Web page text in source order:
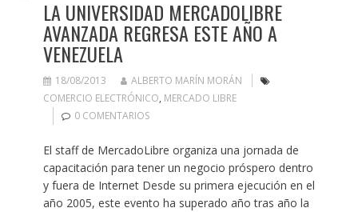
LA UNIVERSIDAD MERCADOLIBRE
AVANZADA REGRESA ESTE AÑO A
VENEZUELA
18/08/2013
ALBERTO MARÍN MORÁN
COMERCIO ELECTRÓNICO, MERCADO LIBRE
0 COMENTARIOS
El staff de MercadoLibre organiza una jornada de
capacitación para tener un negocio próspero dentro
y fuera de Internet Desde su primera ejecución en el
año 2005, este evento ha superado año tras año la